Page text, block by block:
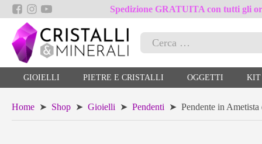
Spedizione GRATUITA con tutti gli
Ricerca
GIOIELLI PIETRE E CRISTALLI OGGETTI KIT
Home ➤ Shop ➤ Gioielli ➤ Pendenti ➤ Pendente in Ametista